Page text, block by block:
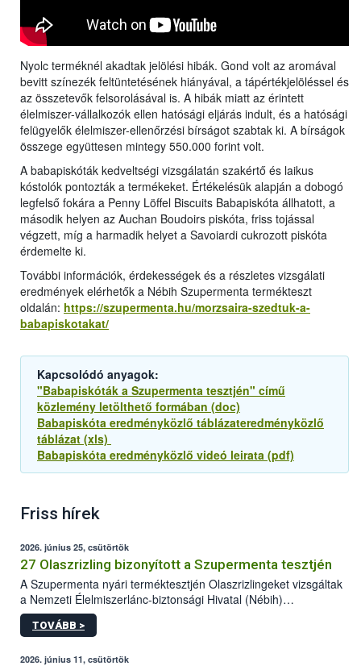
Nyolc terméknél akadtak jelölési hibák. Gond volt az aromával
bevitt színezék feltüntetésének hiányával, a tápértékjelöléssel és
az összetevők felsorolásával is. A hibák miatt az érintett
élelmiszer-vállalkozók ellen hatósági eljárás indult, és a hatósági
felügyelők élelmiszer-ellenőrzési bírságot szabtak ki. A bírságok
összege együttesen mintegy 550.000 forint volt.
A babapiskóták kedveltségi vizsgálatán szakértő és laikus
kóstolók pontozták a termékeket. Értékelésük alapján a dobogó
legfelső fokára a Penny Löffel Biscuits Babapiskóta állhatott, a
második helyen az Auchan Boudoirs piskóta, friss tojással
végzett, míg a harmadik helyet a Savoiardi cukrozott piskóta
érdemelte ki.
További információk, érdekességek és a részletes vizsgálati
eredmények elérhetők a Nébih Szupermenta termékteszt
oldalán: https://szupermenta.hu/morzsaira-szedtuk-a-
babapiskotakat/
Kapcsolódó anyagok:
"Babapiskóták a Szupermenta tesztjén" című
közlemény letölthető formában (doc)
Babapiskóta eredményközlő táblázateredményközlő
táblázat (xls)
Babapiskóta eredményközlő videó leirata (pdf)
Friss hírek
2026. június 25, csütörtök
27 Olaszrizling bizonyított a Szupermenta tesztjén
A Szupermenta nyári terméktesztjén Olaszrizlingeket vizsgáltak
a Nemzeti Élelmiszerlánc-biztonsági Hivatal (Nébih)
szakemberei. Összesen 27 bor került „nagyító alá”, melyek az
élelmiszerbiztonsági és -minőségi vizsgálatok, valamint a
vizsgálaton az is kiderült, melyek a kóstolók által
TOVÁBB >
2026. június 11, csütörtök